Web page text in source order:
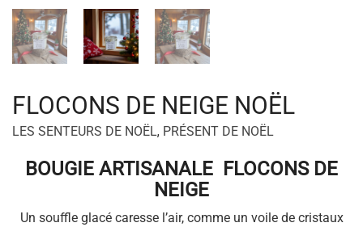
FLOCONS DE NEIGE NOËL
LES SENTEURS DE NOËL, PRÉSENT DE NOËL
BOUGIE ARTISANALE FLOCONS DE
NEIGE
Un souffle glacé caresse l’air, comme un voile de cristaux